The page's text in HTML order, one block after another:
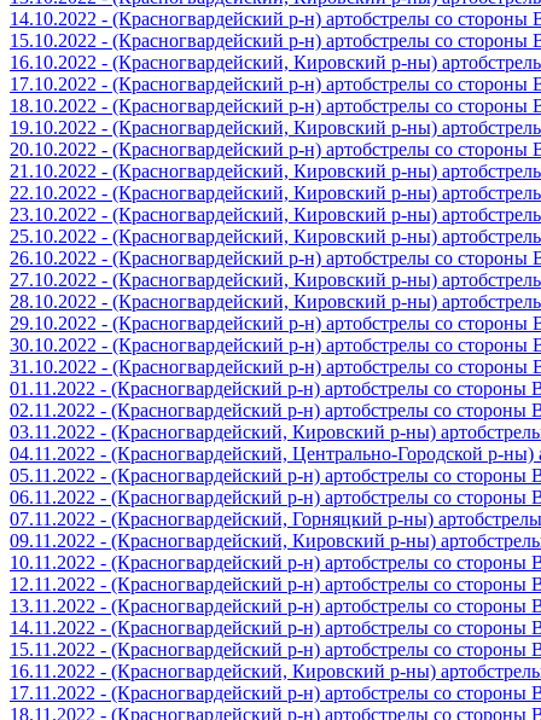
14.10.2022 - (Красногвардейский р-н) артобстрелы со
15.10.2022 - (Красногвардейский р-н) артобстрелы со
16.10.2022 - (Красногвардейский, Кировский р-ны)
17.10.2022 - (Красногвардейский р-н) артобстрелы со
18.10.2022 - (Красногвардейский р-н) артобстрелы со
19.10.2022 - (Красногвардейский, Кировский р-ны)
20.10.2022 - (Красногвардейский р-н) артобстрелы со
21.10.2022 - (Красногвардейский, Кировский р-ны)
22.10.2022 - (Красногвардейский, Кировский р-ны)
23.10.2022 - (Красногвардейский, Кировский р-ны)
25.10.2022 - (Красногвардейский, Кировский р-ны)
26.10.2022 - (Красногвардейский р-н) артобстрелы со
27.10.2022 - (Красногвардейский, Кировский р-ны)
28.10.2022 - (Красногвардейский, Кировский р-ны)
29.10.2022 - (Красногвардейский р-н) артобстрелы со
30.10.2022 - (Красногвардейский р-н) артобстрелы со
31.10.2022 - (Красногвардейский р-н) артобстрелы со
01.11.2022 - (Красногвардейский р-н) артобстрелы со стороны
02.11.2022 - (Красногвардейский р-н) артобстрелы со стороны
03.11.2022 - (Красногвардейский, Кировский р-ны)
04.11.2022 - (Красногвардейский, Центрально-Городской р-
05.11.2022 - (Красногвардейский р-н) артобстрелы со стороны
06.11.2022 - (Красногвардейский р-н) артобстрелы со стороны
07.11.2022 - (Красногвардейский, Горняцкий р-ны)
09.11.2022 - (Красногвардейский, Кировский р-ны)
10.11.2022 - (Красногвардейский р-н) артобстрелы со стороны
12.11.2022 - (Красногвардейский р-н) артобстрелы со стороны
13.11.2022 - (Красногвардейский р-н) артобстрелы со стороны
14.11.2022 - (Красногвардейский р-н) артобстрелы со стороны
15.11.2022 - (Красногвардейский р-н) артобстрелы со стороны
16.11.2022 - (Красногвардейский, Кировский р-ны)
17.11.2022 - (Красногвардейский р-н) артобстрелы со стороны
18.11.2022 - (Красногвардейский р-н) артобстрелы со стороны